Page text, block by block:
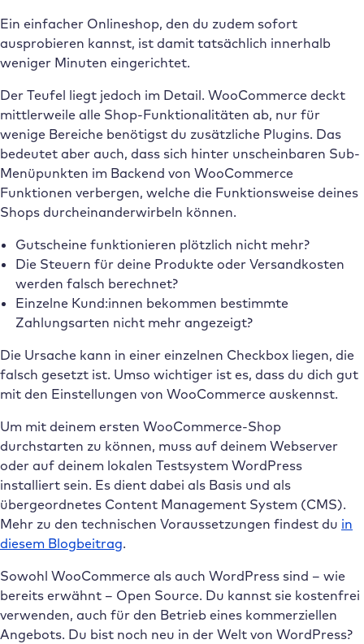
Ein einfacher Onlineshop, den du zudem sofort
ausprobieren kannst, ist damit tatsächlich innerhalb
weniger Minuten eingerichtet.
Der Teufel liegt jedoch im Detail. WooCommerce deckt
mittlerweile alle Shop-Funktionalitäten ab, nur für
wenige Bereiche benötigst du zusätzliche Plugins. Das
bedeutet aber auch, dass sich hinter unscheinbaren Sub-
Menüpunkten im Backend von WooCommerce
Funktionen verbergen, welche die Funktionsweise deines
Shops durcheinanderwirbeln können.
Gutscheine funktionieren plötzlich nicht mehr?
Die Steuern für deine Produkte oder Versandkosten
werden falsch berechnet?
Einzelne Kund:innen bekommen bestimmte
Zahlungsarten nicht mehr angezeigt?
Die Ursache kann in einer einzelnen Checkbox liegen, die
falsch gesetzt ist. Umso wichtiger ist es, dass du dich gut
mit den Einstellungen von WooCommerce auskennst.
Um mit deinem ersten WooCommerce-Shop
durchstarten zu können, muss auf deinem Webserver
oder auf deinem lokalen Testsystem WordPress
installiert sein. Es dient dabei als Basis und als
übergeordnetes Content Management System (CMS).
Mehr zu den technischen Voraussetzungen findest du in
diesem Blogbeitrag.
Sowohl WooCommerce als auch WordPress sind – wie
bereits erwähnt – Open Source. Du kannst sie kostenfrei
verwenden, auch für den Betrieb eines kommerziellen
Angebots. Du bist noch neu in der Welt von WordPress?